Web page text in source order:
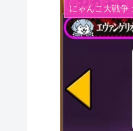
にゃんこ大戦争